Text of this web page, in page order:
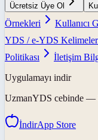
Ücretsiz Üye Ol
Örnekleri
Kullanıcı
YDS / e-YDS
Politikası
İletişim
Uygulamayı indir
UzmanYDS cebinde —
İndirApp Store